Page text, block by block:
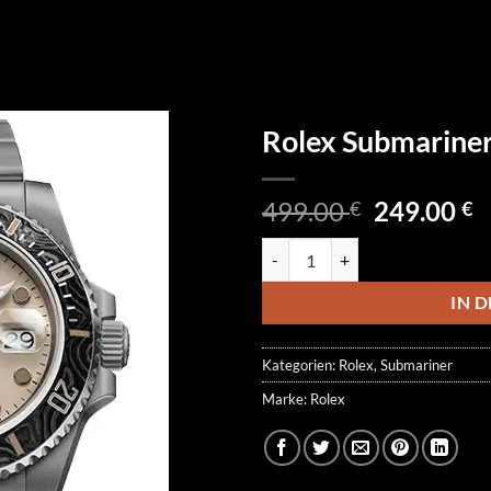
Rolex
499.00€
499.00 €
249.00€
IN
Kategorien: Rolex, Submariner
Marke: Rolex